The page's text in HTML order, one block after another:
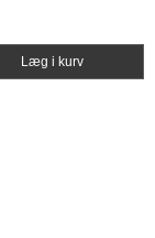
Læg i kurv